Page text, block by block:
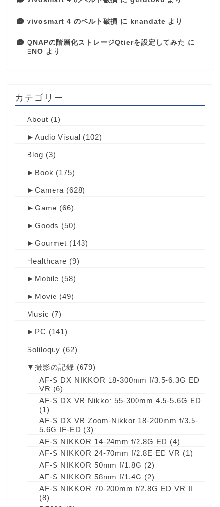
vivosmart 4 のベルト破損 に knandate より
QNAPの階層化ストレージQtierを設定してみた に
ENO より
カテゴリー
About (1)
► Audio Visual (102)
Blog (3)
► Book (175)
► Camera (628)
► Game (66)
► Goods (50)
► Gourmet (148)
Healthcare (9)
► Mobile (58)
► Movie (49)
Music (7)
► PC (141)
Soliloquy (62)
▼ 撮影の記録 (679)
AF-S DX NIKKOR 18-300mm f/3.5-6.3G ED
VR (6)
AF-S DX VR Nikkor 55-300mm 4.5-5.6G ED
(1)
AF-S DX VR Zoom-Nikkor 18-200mm f/3.5-
5.6G IF-ED (3)
AF-S NIKKOR 14-24mm f/2.8G ED (4)
AF-S NIKKOR 24-70mm f/2.8E ED VR (1)
AF-S NIKKOR 50mm f/1.8G (2)
AF-S NIKKOR 58mm f/1.4G (2)
AF-S NIKKOR 70-200mm f/2.8G ED VR II
(8)